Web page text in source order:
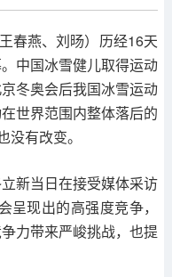
春燕、刘旸）历经16天
中国冰雪健儿取得运动
冬奥会后我国冰雪运动
世界范围内整体落后的
没有改变。
新当日在接受媒体采访
呈现出的高强度竞争，
力带来严峻挑战，也提